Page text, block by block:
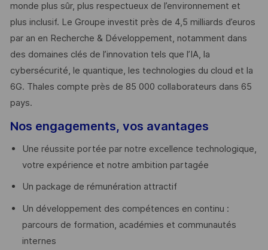
monde plus sûr, plus respectueux de l’environnement et
plus inclusif. Le Groupe investit près de 4,5 milliards d’euros
par an en Recherche & Développement, notamment dans
des domaines clés de l’innovation tels que l’IA, la
cybersécurité, le quantique, les technologies du cloud et la
6G. Thales compte près de 85 000 collaborateurs dans 65
pays. ​
Nos engagements, vos avantages
Une réussite portée par notre excellence technologique,
votre expérience et notre ambition partagée
Un package de rémunération attractif
Un développement des compétences en continu :
parcours de formation, académies et communautés
internes